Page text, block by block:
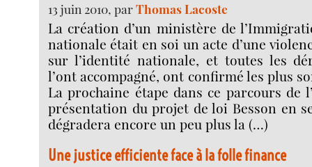
13 juin 2010, parThomas Lacoste
La création d’un ministère de
nationale était en soi un acte d’une
sur l’identité nationale, et toutes les
l’ont accompagné, ont confirmé les plus
La prochaine étape dans ce parcours de
présentation du projet de loi Besson en
dégradera encore un peu plus la (…)
Une justice efficiente face à la folle finance